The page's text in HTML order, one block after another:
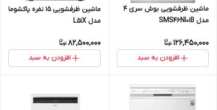
ماشین ظرفشویی بوش سری 4
مدل SMS46NI01B
126,450,000
افزودن به سبد
ماشین ظرفشویی 15 نفره پاکشوما
مدل L51X
82,500,000
افزودن به سبد